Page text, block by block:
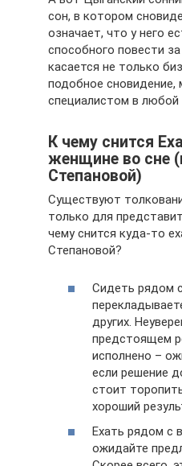
сон, в котором
означает, что у него
способного повести
касается не только
подобное
специалистом в любой
К чему снится
женщине во сне
Степановой)
Существуют
только для
чему снится куда-то
Степановой?
Сидеть рядом
других.
предстоящем
исполнено –
если решение
стоит
хороший
Ехать рядом с
ожидайте